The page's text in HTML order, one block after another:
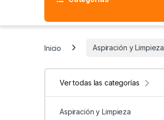
Inicio Aspiración y Limpieza
Ver todas las categorías
Aspiración y Limpieza